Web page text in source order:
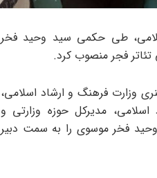
طی حکمی سید وحید فخر
فجر منصوب کرد.
وزارت فرهنگ و ارشاد اسلامی،
مدیرکل حوزه وزارتی و
فخر موسوی را به سمت دبیر